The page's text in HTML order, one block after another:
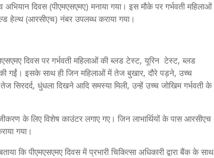
अभियान दिवस (पीएमएसएमए) मनाया गया। इस मौके पर गर्भवती महिलाओं
हेल्थ (आरसीएच) नंबर उपलब्ध कराया गया।
दिवस पर गर्भवती महिलाओं की ब्लड टेस्ट, यूरिन टेस्ट, ब्लड
गईं। इसके साथ ही जिन महिलाओं में तेज बुखार, दौरे पड़ने, उच्च
सिरदर्द, धुंधला दिखने आदि समस्या मिली, उन्हें उच्च जोखिम गर्भवती के
के लिए विशेष काउंटर लगाए गए। जिन लाभार्थियों के पास आरसीएच
गया।
कि पीएमएसएमए दिवस में प्रभारी चिकित्सा अधिकारी द्वारा बैंक के साथ